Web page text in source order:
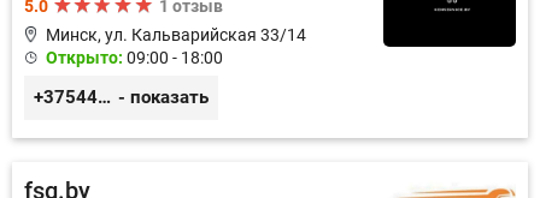
5.0
1 отзыв
Минск, ул. Кальварийская 33/14
Открыто: 09:00 - 18:00
+375444649592 - показать
fsg.by